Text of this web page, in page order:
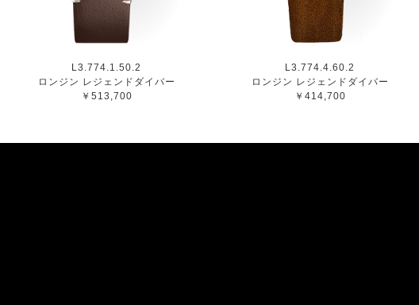
L3.774.1.50.2
ロンジン レジェンドダイバー
￥513,700
L3.774.4.60.2
ロンジン レジェンドダイバー
￥414,700